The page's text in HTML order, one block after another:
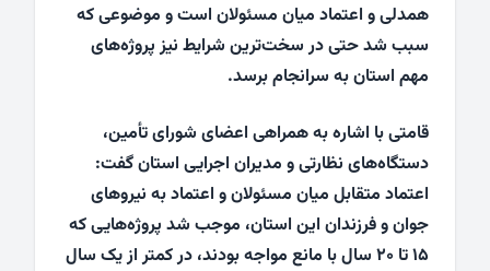
همدلی و اعتماد میان مسئولان است و موضوعی که
سبب شد حتی در سخت‌ترین شرایط نیز پروژه‌های
مهم استان به سرانجام برسد.
قامتی با اشاره به همراهی اعضای شورای تأمین،
دستگاه‌های نظارتی و مدیران اجرایی استان گفت:
اعتماد متقابل میان مسئولان و اعتماد به نیروهای
جوان و فرزندان این استان، موجب شد پروژه‌هایی که
۱۵ تا ۲۰ سال با مانع مواجه بودند، در کمتر از یک سال